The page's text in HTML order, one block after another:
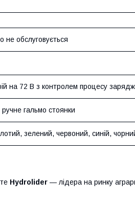
обслуговується
на 72 В з контролем процесу
ручне гальмо стоянки
зелений, червоний, синій,
Hydrolider — лідера на ринку